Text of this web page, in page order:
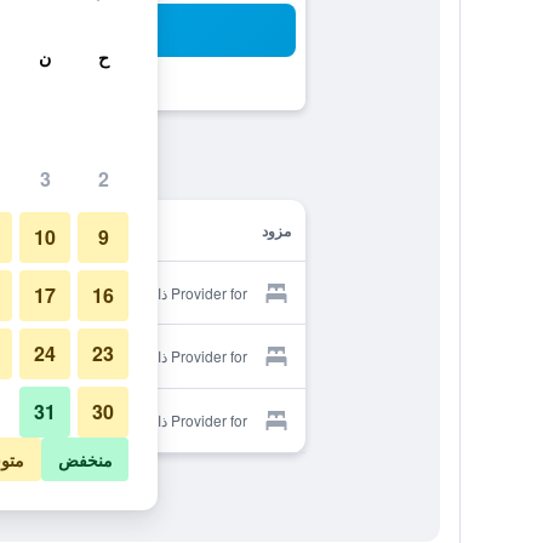
مزود
Provider for ذا بست أوف فيو تالاي 6
Provider for ذا بست أوف فيو تالاي 6
Provider for ذا بست أوف فيو تالاي 6
ح ن
2
3
9
10
16
17
23
24
30
31
منخفض